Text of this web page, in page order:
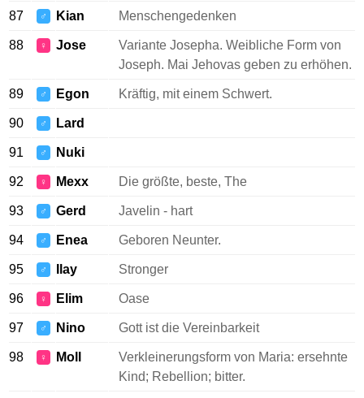
87 ♂ Kian Menschengedenken
88 ♀ Jose
Variante Josepha. Weibliche Form von
Joseph. Mai Jehovas geben zu erhöhen.
89 ♂ Egon Kräftig, mit einem Schwert.
90 ♂ Lard
91 ♂ Nuki
92 ♀ Mexx Die größte, beste, The
93 ♂ Gerd Javelin - hart
94 ♂ Enea Geboren Neunter.
95 ♂ Ilay Stronger
96 ♀ Elim Oase
97 ♂ Nino Gott ist die Vereinbarkeit
98 ♀ Moll
Verkleinerungsform von Maria: ersehnte
Kind; Rebellion; bitter.